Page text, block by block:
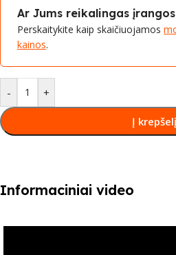
Ar Jums reikalingas
Perskaitykite kaip skaičiuojamos
kainos.
- +
Į krepšelį
Informaciniai video